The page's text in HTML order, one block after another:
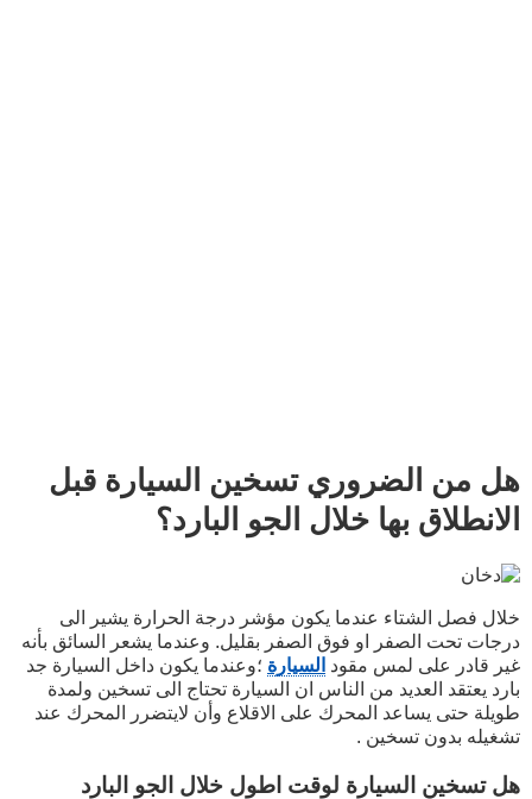
هل من الضروري تسخين السيارة قبل
الانطلاق بها خلال الجو البارد؟
خلال فصل الشتاء عندما يكون مؤشر درجة الحرارة يشير الى
درجات تحت الصفر او فوق الصفر بقليل. وعندما يشعر السائق بأنه
غير قادر على لمس مقود السيارة ؛وعندما يكون داخل السيارة جد
بارد يعتقد العديد من الناس ان السيارة تحتاج الى تسخين ولمدة
طويلة حتى يساعد المحرك على الاقلاع وأن لايتضرر المحرك عند
تشغيله بدون تسخين .
هل تسخين السيارة لوقت اطول خلال الجو البارد